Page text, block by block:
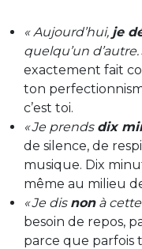
« Aujourd’hui, je
quelqu’un d’autre.
exactement fait
ton
c’est toi.
« Je prends dix
de silence, de
musique. Dix
même au milieu
« Je dis nonà cette
besoin de repos,
parce que parfois